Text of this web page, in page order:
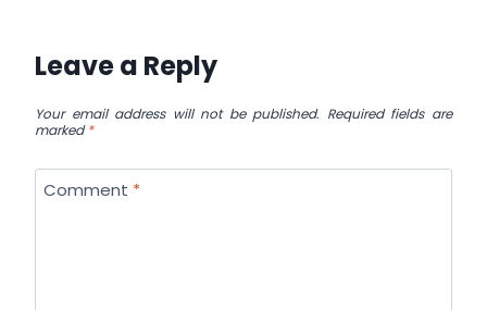
Leave a Reply
Your email address will not be published. Required fields are
marked*
Comment *